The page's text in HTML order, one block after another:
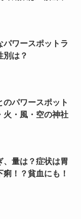
パワースポットラ
別は？
のパワースポット
火・風・空の神社
、量は？症状は胃
！？貧血にも！